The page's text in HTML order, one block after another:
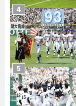
4
5